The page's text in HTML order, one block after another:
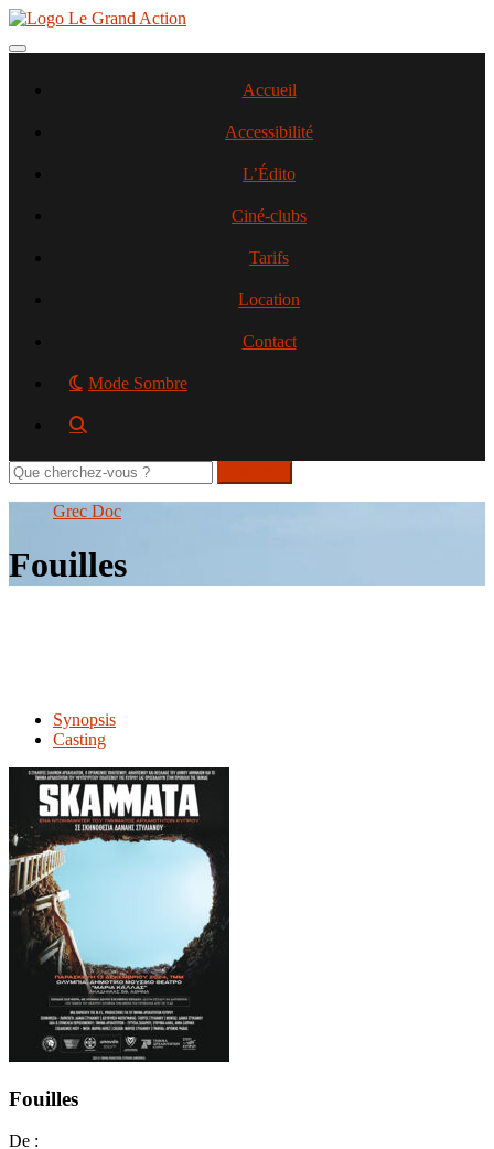
Aller
contenu
Toggle navigation
Accueil
Accessibilité
L’Édito
Ciné-clubs
Tarifs
Location
Contact
Mode Sombre
Rechercher
sur
Grec Doc
Fouilles
Synopsis
Casting
Fouilles
De :